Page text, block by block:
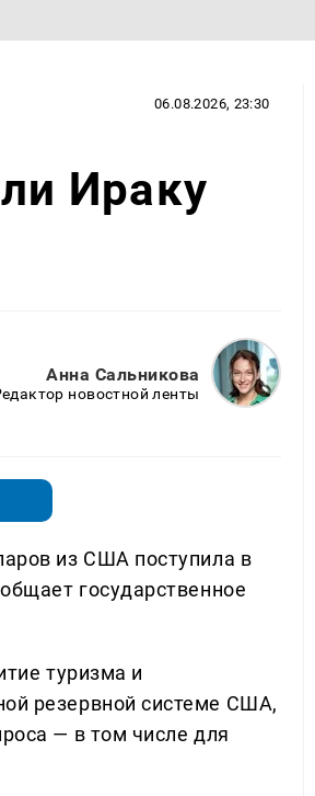
06.08.2026, 23:30
Ираку
Анна Сальникова
новостной ленты
из США поступила в
государственное
туризма и
резервной системе США,
— в том числе для